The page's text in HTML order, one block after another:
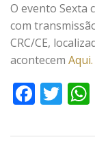
O evento Sexta
com
CRC/CE,
acontecem Aqui.